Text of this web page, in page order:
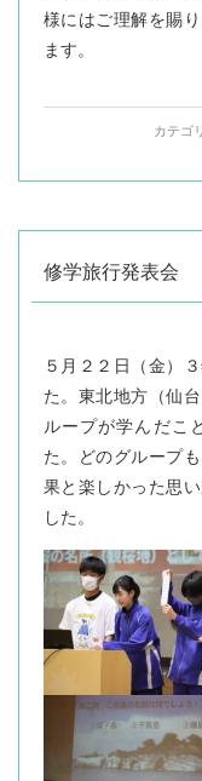
様にはご理解を賜
ます。
カテゴ
修学旅行発表会
５月２２日（金）
た。東北地方（仙
ループが学んだこ
た。どのグループ
果と楽しかった思
した。